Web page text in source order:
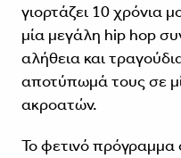
γιορτάζει 10 χρόνια
μία μεγάλη hip hop
αλήθεια και
αποτύπωμά τους σε
ακροατών.
Το φετινό πρόγραμμα